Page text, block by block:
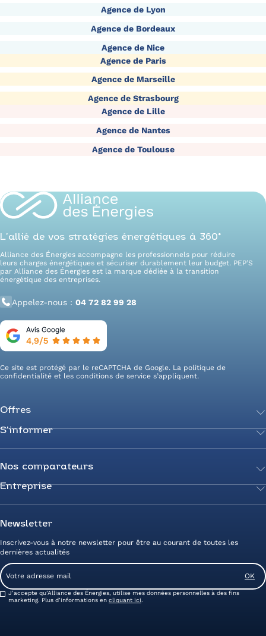
Agence de Lyon
Agence de Bordeaux
Agence de Nice
Agence de Paris
Agence de Marseille
Agence de Strasbourg
Agence de Lille
Agence de Nantes
Agence de Toulouse
L’allié de vos stratégies énergétiques à 360°
Alliance des Énergies accompagne les professionnels pour réduire
leurs charges énergétiques et sécuriser durablement leur budget. PEP’S
par Alliance des Énergies est la marque dédiée à la transition
énergétique des entreprises.
Appelez-nous : 04 72 82 99 28
Ce site est protégé par le reCAPTCHA de Google. La politique de
confidentialité et les conditions de service s’appliquent.
Offres
Achetez votre énergie
Transition énergétique
Secteurs d’expertise
Optimisez vos taxes et compteurs
Mix énergie
Efficacité énergétique
Photovoltaïque
Energy Management
Entreprise zéro carbone
S’informer
Actualités
Guides de l’énergie
Livres blancs
Nos comparateurs
Comparateur Électricité
Comparateur Gaz
Prix du Gaz
Entreprise
Nous rejoindre
Devenez Partenaire
Avis clients Alliance des Energies
Contactez-nous
Service client
Newsletter
Inscrivez-vous à notre newsletter pour être au courant de toutes les
dernières actualités
Consent
J’accepte qu’Alliance des Énergies, utilise mes données personnelles à des fins
marketing. Plus d’informations en cliquant ici
Email